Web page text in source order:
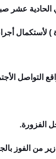
الحادية عشر
التواصل
الفزورة.
من الفوز